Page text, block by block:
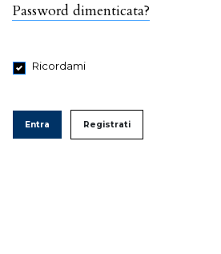
Password dimenticata?
Ricordami
Entra Registrati